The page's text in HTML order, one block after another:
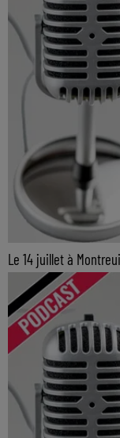
Le 14 juillet à